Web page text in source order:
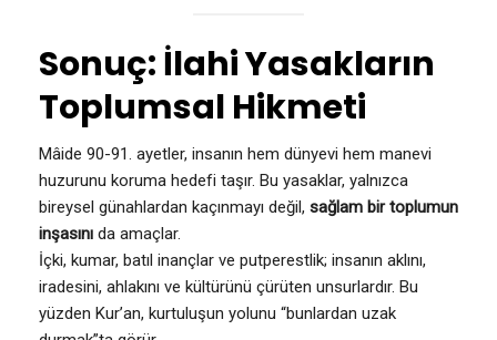
Sonuç: İlahi Yasakların
Toplumsal Hikmeti
Mâide 90-91. ayetler, insanın hem dünyevi hem manevi
huzurunu koruma hedefi taşır. Bu yasaklar, yalnızca
bireysel günahlardan kaçınmayı değil, sağlam bir toplumun
inşasını da amaçlar.
İçki, kumar, batıl inançlar ve putperestlik; insanın aklını,
iradesini, ahlakını ve kültürünü çürüten unsurlardır. Bu
yüzden Kur’an, kurtuluşun yolunu “bunlardan uzak